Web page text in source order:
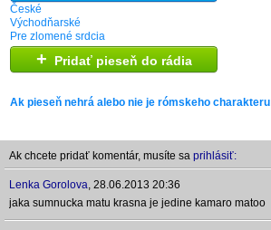
České
Východňarské
Pre zlomené srdcia
+ Pridať pieseň do rádia
Ak pieseň nehrá alebo nie je rómskeho charakteru
Ak chcete pridať komentár, musíte sa prihlásiť:
Lenka Gorolova, 28.06.2013 20:36
jaka sumnucka matu krasna je jedine kamaro matoo